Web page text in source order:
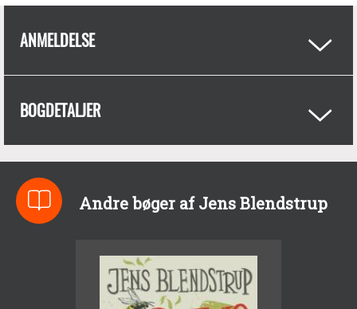
ANMELDELSE
BOGDETALJER
Andre bøger af Jens Blendstrup